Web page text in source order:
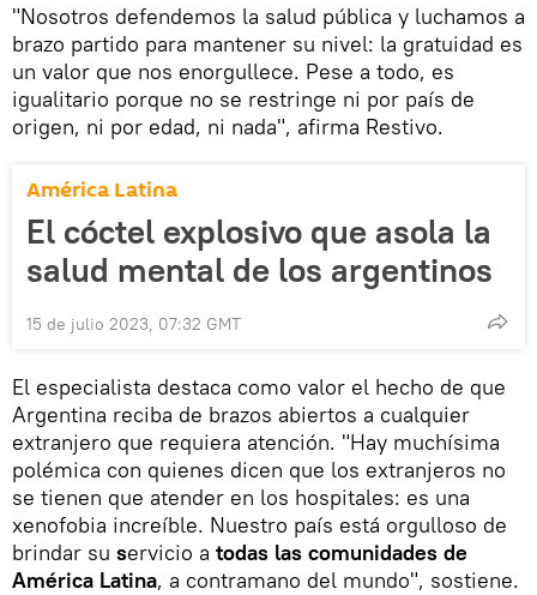
"Nosotros defendemos la salud pública y luchamos a
brazo partido para mantener su nivel: la gratuidad es
un valor que nos enorgullece. Pese a todo, es
igualitario porque no se restringe ni por país de
origen, ni por edad, ni nada", afirma Restivo.
América Latina
El cóctel explosivo que asola la
salud mental de los argentinos
15 de julio 2023, 07:32 GMT
El especialista destaca como valor el hecho de que
Argentina reciba de brazos abiertos a cualquier
extranjero que requiera atención. "Hay muchísima
polémica con quienes dicen que los extranjeros no
se tienen que atender en los hospitales: es una
xenofobia increíble. Nuestro país está orgulloso de
brindar su servicio a todas las comunidades de
América Latina, a contramano del mundo", sostiene.